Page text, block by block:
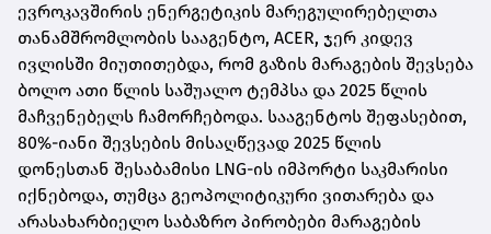
ევროკავშირის ენერგეტიკის მარეგულირებელთა
თანამშრომლობის სააგენტო, ACER, ჯერ კიდევ
ივლისში მიუთითებდა, რომ გაზის მარაგების შევსება
ბოლო ათი წლის საშუალო ტემპსა და 2025 წლის
მაჩვენებელს ჩამორჩებოდა. სააგენტოს შეფასებით,
80%-იანი შევსების მისაღწევად 2025 წლის
დონესთან შესაბამისი LNG-ის იმპორტი საკმარისი
იქნებოდა, თუმცა გეოპოლიტიკური ვითარება და
არასახარბიელო საბაზრო პირობები მარაგების